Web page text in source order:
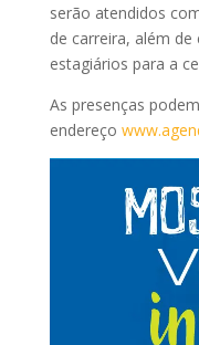
serão atendidos
de carreira, além
estagiários para a
As presenças
endereço